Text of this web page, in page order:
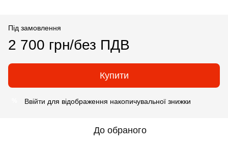
Під замовлення
2 700 грн/без ПДВ
Купити
Ввійти для відображення накопичувальної знижки
До обраного